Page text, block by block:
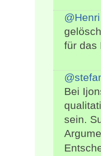
@Henri
für das
Bei
sein.